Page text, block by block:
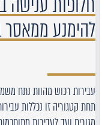
להימנע ממאסר
עבירות רכוש מהוות נתח
תחת קטגוריה זו נכללות